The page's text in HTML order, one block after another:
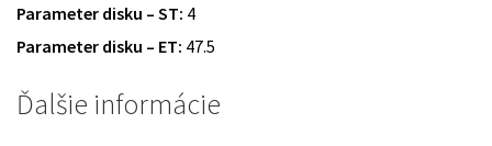
Parameter disku – ST: 4
Parameter disku – ET: 47.5
Ďalšie informácie